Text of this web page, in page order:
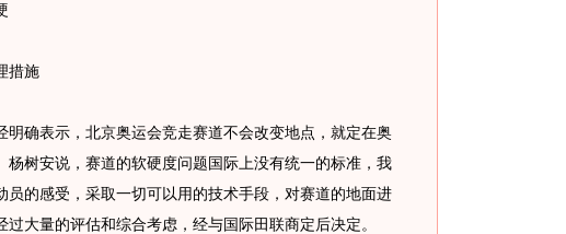
措施
确表示，北京奥运会竞走赛道不会改变地点，就定在奥
杨树安说，赛道的软硬度问题国际上没有统一的标准，我
员的感受，采取一切可以用的技术手段，对赛道的地面进
大量的评估和综合考虑，经与国际田联商定后决定。